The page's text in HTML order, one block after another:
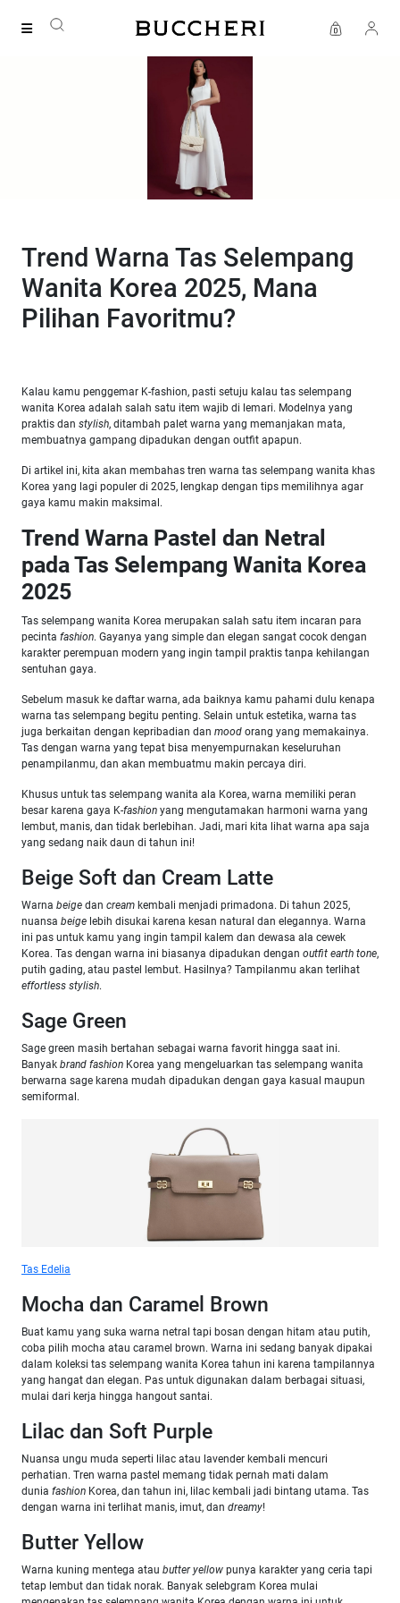
Trend Warna Tas Selempang
Wanita Korea 2025, Mana
Pilihan Favoritmu?
Kalau kamu penggemar K-fashion, pasti setuju kalau tas selempang
wanita Korea adalah salah satu item wajib di lemari. Modelnya yang
praktis dan stylish, ditambah palet warna yang memanjakan mata,
membuatnya gampang dipadukan dengan outfit apapun.
Di artikel ini, kita akan membahas tren warna tas selempang wanita khas
Korea yang lagi populer di 2025, lengkap dengan tips memilihnya agar
gaya kamu makin maksimal.
Trend Warna Pastel dan Netral
pada Tas Selempang Wanita Korea
2025
Tas selempang wanita Korea merupakan salah satu item incaran para
pecinta fashion. Gayanya yang simple dan elegan sangat cocok dengan
karakter perempuan modern yang ingin tampil praktis tanpa kehilangan
sentuhan gaya.
Sebelum masuk ke daftar warna, ada baiknya kamu pahami dulu kenapa
warna tas selempang begitu penting. Selain untuk estetika, warna tas
juga berkaitan dengan kepribadian dan mood orang yang memakainya.
Tas dengan warna yang tepat bisa menyempurnakan keseluruhan
penampilanmu, dan akan membuatmu makin percaya diri.
Khusus untuk tas selempang wanita ala Korea, warna memiliki peran
besar karena gaya K-fashion yang mengutamakan harmoni warna yang
lembut, manis, dan tidak berlebihan. Jadi, mari kita lihat warna apa saja
yang sedang naik daun di tahun ini!
Beige Soft dan Cream Latte
Warna beige dan cream kembali menjadi primadona. Di tahun 2025,
nuansa beige lebih disukai karena kesan natural dan elegannya. Warna
ini pas untuk kamu yang ingin tampil kalem dan dewasa ala cewek
Korea. Tas dengan warna ini biasanya dipadukan dengan outfit earth tone,
putih gading, atau pastel lembut. Hasilnya? Tampilanmu akan terlihat
effortless stylish.
Sage Green
Sage green masih bertahan sebagai warna favorit hingga saat ini.
Banyak brand fashion Korea yang mengeluarkan tas selempang wanita
berwarna sage karena mudah dipadukan dengan gaya kasual maupun
semiformal.
Tas Edelia
Mocha dan Caramel Brown
Buat kamu yang suka warna netral tapi bosan dengan hitam atau putih,
coba pilih mocha atau caramel brown. Warna ini sedang banyak dipakai
dalam koleksi tas selempang wanita Korea tahun ini karena tampilannya
yang hangat dan elegan. Pas untuk digunakan dalam berbagai situasi,
mulai dari kerja hingga hangout santai.
Lilac dan Soft Purple
Nuansa ungu muda seperti lilac atau lavender kembali mencuri
perhatian. Tren warna pastel memang tidak pernah mati dalam
dunia fashion Korea, dan tahun ini, lilac kembali jadi bintang utama. Tas
dengan warna ini terlihat manis, imut, dan dreamy!
Butter Yellow
Warna kuning mentega atau butter yellow punya karakter yang ceria tapi
tetap lembut dan tidak norak. Banyak selebgram Korea mulai